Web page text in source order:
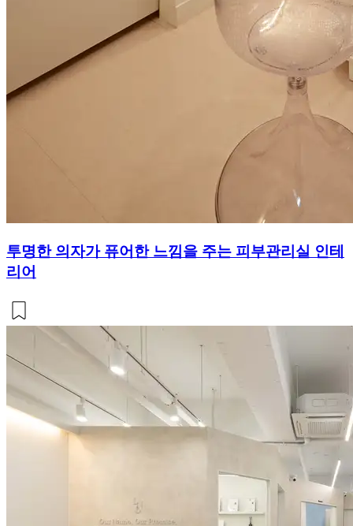
투명한 의자가 퓨어한 느낌을 주는 피부관리실 인테
리어